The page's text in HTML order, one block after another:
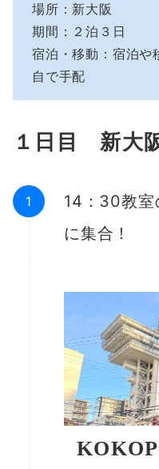
場所：新大阪
期間：２泊３日
宿泊・移動：宿泊や
自で手配
１日目 新大
14：30教室
に集合！